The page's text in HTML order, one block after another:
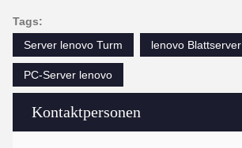
Kontaktpersonen
Tags:
Server lenovo Turm
lenovo Blattserver
PC-Server lenovo